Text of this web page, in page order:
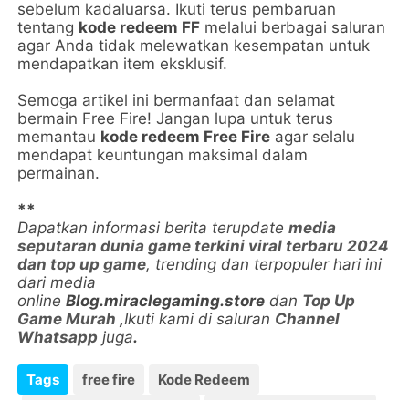
sebelum kadaluarsa. Ikuti terus pembaruan
tentang kode redeem FF melalui berbagai saluran
agar Anda tidak melewatkan kesempatan untuk
mendapatkan item eksklusif.
Semoga artikel ini bermanfaat dan selamat
bermain Free Fire! Jangan lupa untuk terus
memantau kode redeem Free Fire agar selalu
mendapat keuntungan maksimal dalam
permainan.
**
Dapatkan informasi berita terupdatemedia
seputaran dunia game terkini viral terbaru 2024
dan top up game, trending dan terpopuler hari ini
dari media
onlineBlog.miraclegaming.store dan Top Up
Game Murah ,Ikuti kami di saluran Channel
Whatsapp juga.
Tags free fire
Kode Redeem